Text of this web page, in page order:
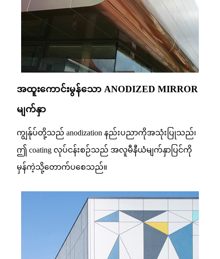
အထူးကောင်းမွန်သော ANODIZED MIRROR
မျက်နှာ
ကျွန်ုပ်တို့သည် anodization နည်းပညာကိုအသုံးပြုသည်၊
ဤ coating လုပ်ငန်းစဉ်သည် အလူမီနီယံမျက်နှာပြင်ကို
မှန်ကဲ့သို့တောက်ပစေသည်။